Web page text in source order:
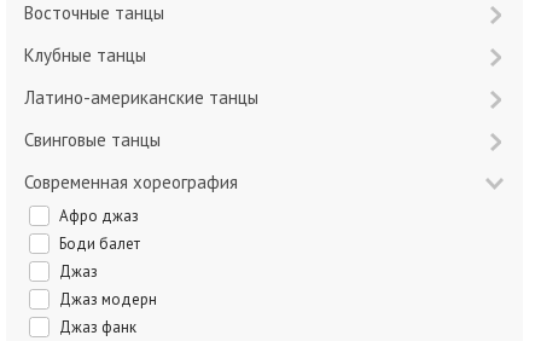
Восточные танцы
Клубные танцы
Латино-американские танцы
Свинговые танцы
Современная хореография
Афро джаз
Боди балет
Джаз
Джаз модерн
Джаз фанк